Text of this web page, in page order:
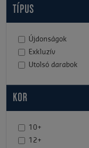
TÍPUS
Újdonságok
Exkluzív
Utolsó darabok
KOR
10+
12+